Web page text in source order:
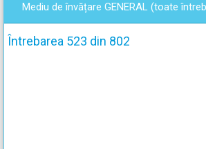
Mediu de învățare GENERAL (toate
Întrebarea 523 din 802